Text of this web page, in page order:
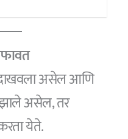
दाखवला असेल आणि
झाले असेल, तर
येते.